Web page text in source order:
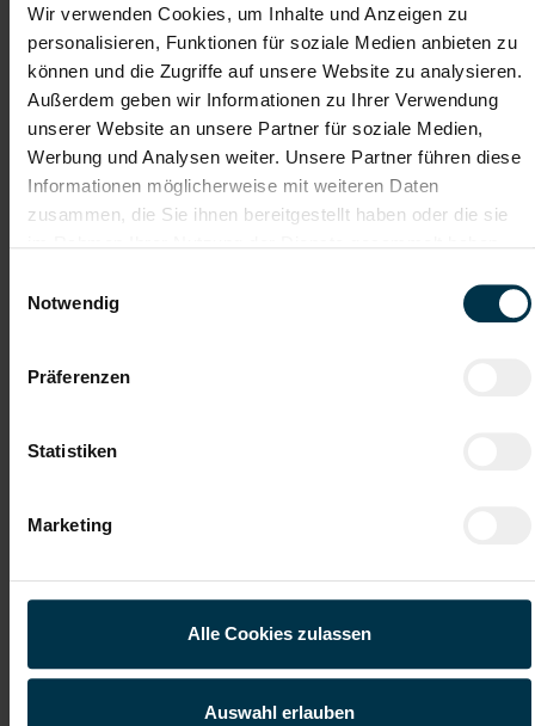
Wir verwenden Cookies, um Inhalte und Anzeigen zu
personalisieren, Funktionen für soziale Medien anbieten zu
können und die Zugriffe auf unsere Website zu analysieren.
Außerdem geben wir Informationen zu Ihrer Verwendung
unserer Website an unsere Partner für soziale Medien,
Werbung und Analysen weiter. Unsere Partner führen diese
Informationen möglicherweise mit weiteren Daten
zusammen, die Sie ihnen bereitgestellt haben oder die sie
Notwendig
Präferenzen
Statistiken
Marketing
Alle Cookies zulassen
Auswahl erlauben
Bewerbungsschreiben
Empfehlungschreiben / Zeugnisse
Ich habe die
Rahmen meiner Initiativbewerbung für die Dauer von drei
Jahren verarbeitet werden dürfen.*